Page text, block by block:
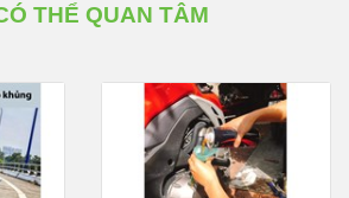
THỂ QUAN TÂM